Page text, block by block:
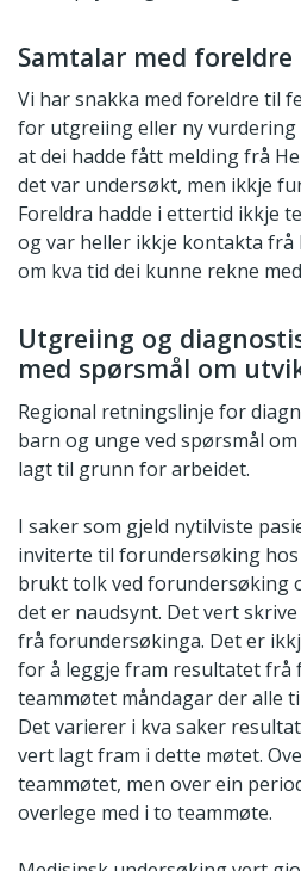
Samtalar med foreldre
Vi har snakka med foreldre til
for utgreiing eller ny vurdering
at dei hadde fått melding frå
det var undersøkt, men ikkje
Foreldra hadde i ettertid ikkje
og var heller ikkje kontakta frå
om kva tid dei kunne rekne
Utgreiing og
med spørsmål om
Regional retningslinje for
barn og unge ved spørsmål
lagt til grunn for arbeidet.
I saker som gjeld nytilviste
inviterte til forundersøking
brukt tolk ved forundersøking
det er naudsynt. Det vert
frå forundersøkinga. Det er
for å leggje fram resultatet frå
teammøtet måndagar der alle
Det varierer i kva saker
vert lagt fram i dette møtet.
teammøtet, men over ein
overlege med i to teammøte.